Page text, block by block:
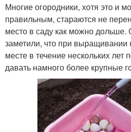
Многие огородники, хотя это и
правильным, стараются не
место в саду как можно
заметили, что при
месте в течение нескольких лет
давать намного более крупные